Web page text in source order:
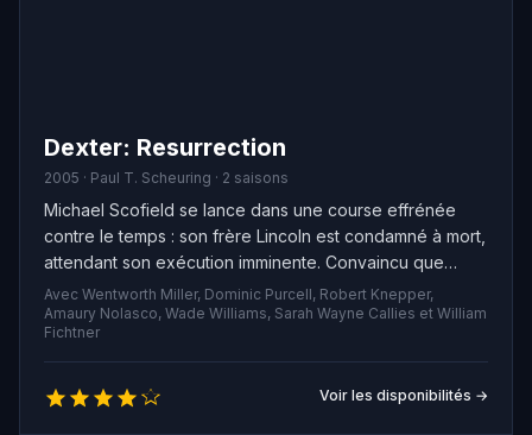
Dexter: Resurrection
2005 · Paul T. Scheuring · 2 saisons
Michael Scofield se lance dans une course effrénée
contre le temps : son frère Lincoln est condamné à mort,
attendant son exécution imminente. Convaincu que
Lincoln est innocent mais démuni face au peu de
recours disponibles, Michael choisit de se faire
emprisonner volontairement à Fox River, dans le but de
planifier leur fuite de cette prison de haute sécurité.
Avec Wentworth Miller, Dominic Purcell, Robert Knepper,
Amaury Nolasco, Wade Williams, Sarah Wayne Callies et William
Fichtner
Voir les disponibilités →